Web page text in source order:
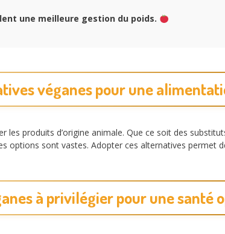
une meilleure gestion du poids.
véganes pour une
les produits d’origine animale. Que ce soit des
options sont vastes. Adopter ces alternatives permet
à privilégier pour une santé